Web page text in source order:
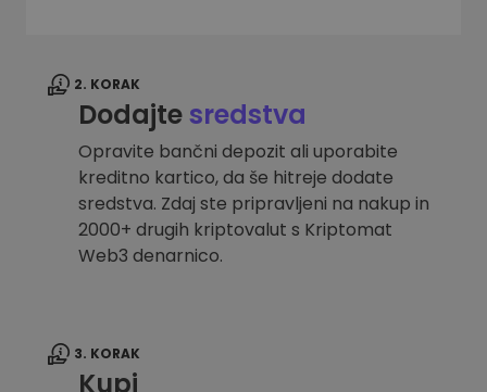
2. KORAK
Dodajtesredstva
Opravite bančni depozit ali uporabite
kreditno kartico, da še hitreje dodate
sredstva. Zdaj ste pripravljeni na nakup in
2000+ drugih kriptovalut s Kriptomat
Web3 denarnico.
3. KORAK
Kupi